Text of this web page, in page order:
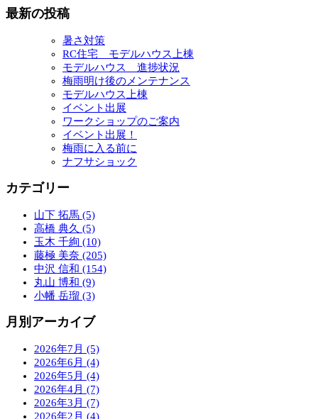
最新の投稿
暑さ対策
RC住宅 モデルハウス上棟
モデルハウス 進捗状況
梅雨明け後のメンテナンス
モデルハウス上棟
イベント出展
ワークショップのご案内
イベント出展！
梅雨に入る前に
ナフサショック
カテゴリー
山下 拓馬 (5)
高橋 典久 (5)
玉木 千絢 (10)
藤極 美奈 (205)
中沢 信和 (154)
丸山 博和 (9)
小幡 岳瑠 (3)
月別アーカイブ
2026年7月 (5)
2026年6月 (4)
2026年5月 (4)
2026年4月 (7)
2026年3月 (7)
2026年2月 (4)